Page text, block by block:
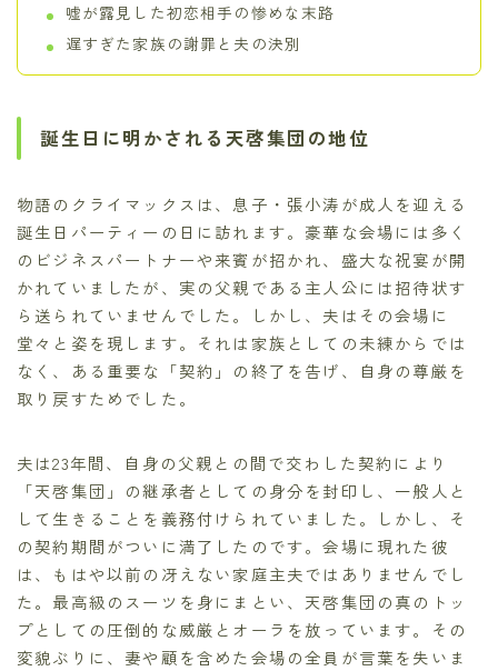
嘘が露見した初恋相手の惨めな末路
遅すぎた家族の謝罪と夫の決別
誕生日に明かされる天啓集団の地位
物語のクライマックスは、息子・張小涛が成人を迎える
誕生日パーティーの日に訪れます。豪華な会場には多く
のビジネスパートナーや来賓が招かれ、盛大な祝宴が開
かれていましたが、実の父親である主人公には招待状す
ら送られていませんでした。しかし、夫はその会場に
堂々と姿を現します。それは家族としての未練からでは
なく、ある重要な「契約」の終了を告げ、自身の尊厳を
取り戻すためでした。
夫は23年間、自身の父親との間で交わした契約により
「天啓集団」の継承者としての身分を封印し、一般人と
して生きることを義務付けられていました。しかし、そ
の契約期間がついに満了したのです。会場に現れた彼
は、もはや以前の冴えない家庭主夫ではありませんでし
た。最高級のスーツを身にまとい、天啓集団の真のトッ
プとしての圧倒的な威厳とオーラを放っています。その
変貌ぶりに、妻や顧を含めた会場の全員が言葉を失いま